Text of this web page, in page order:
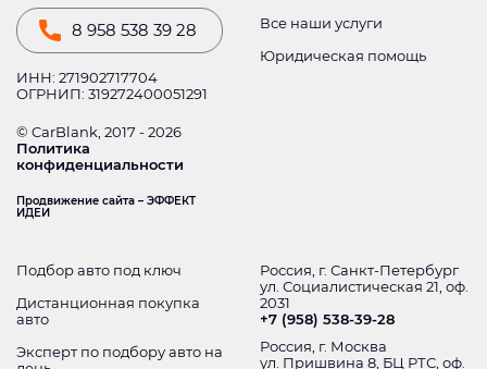
8 958 538 39 28
ИНН: 271902717704
ОГРНИП: 319272400051291
© CarBlank, 2017 - 2026
Политика
конфиденциальности
Продвижение сайта – ЭФФЕКТ
ИДЕИ
Все наши услуги
Юридическая помощь
Подбор авто под ключ
Дистанционная покупка
авто
Эксперт по подбору авто на
Россия, г. Санкт-Петербург
ул. Социалистическая 21, оф.
2031
+7 (958) 538-39-28
Россия, г. Москва
ул. Пришвина 8, БЦ РТС, оф.